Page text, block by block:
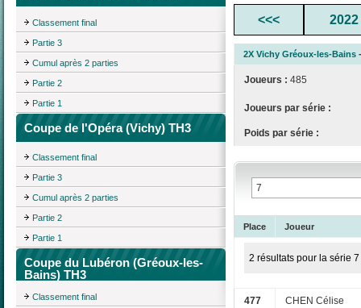
Classement final
Partie 3
Cumul après 2 parties
Partie 2
Partie 1
Coupe de l'Opéra (Vichy) TH3
Classement final
Partie 3
Cumul après 2 parties
Partie 2
Partie 1
Coupe du Lubéron (Gréoux-les-
Bains) TH3
Classement final
<<< 2022
2X Vichy Gréoux-les-Bains
Joueurs : 485
Joueurs par série :
Poids par série :
Place Joueur
2 résultats pour la série 7
477 CHEN Célise